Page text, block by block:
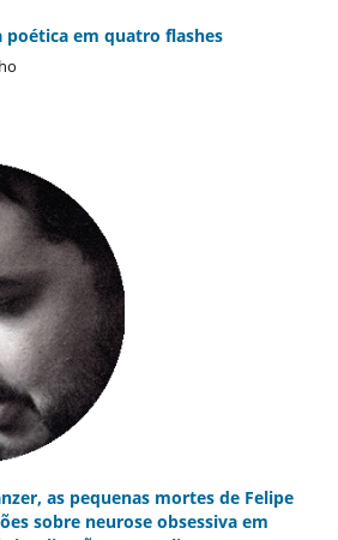
poética em quatro flashes
as pequenas mortes de Felipe
sobre neurose obsessiva em